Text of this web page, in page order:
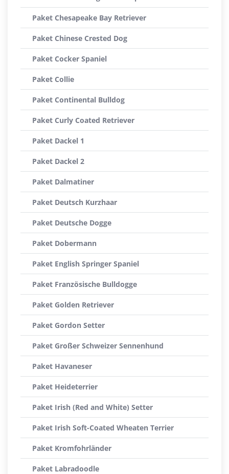
Paket Chesapeake Bay Retriever
Paket Chinese Crested Dog
Paket Cocker Spaniel
Paket Collie
Paket Continental Bulldog
Paket Curly Coated Retriever
Paket Dackel 1
Paket Dackel 2
Paket Dalmatiner
Paket Deutsch Kurzhaar
Paket Deutsche Dogge
Paket Dobermann
Paket English Springer Spaniel
Paket Französische Bulldogge
Paket Golden Retriever
Paket Gordon Setter
Paket Großer Schweizer Sennenhund
Paket Havaneser
Paket Heideterrier
Paket Irish (Red and White) Setter
Paket Irish Soft-Coated Wheaten Terrier
Paket Kromfohrländer
Paket Labradoodle